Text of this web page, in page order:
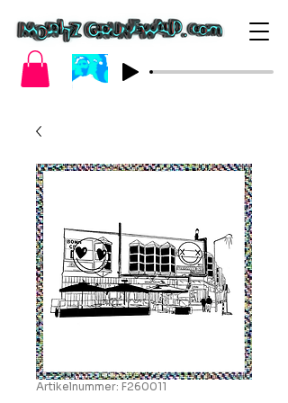
Artikelnummer: F260011